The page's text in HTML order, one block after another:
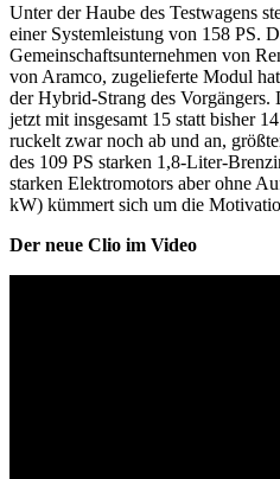
Unter der Haube des Testwagens
einer Systemleistung von 158 PS.
Gemeinschaftsunternehmen von
von Aramco, zugelieferte Modul
der Hybrid-Strang des
jetzt mit insgesamt 15 statt bisher
ruckelt zwar noch ab und an,
des 109 PS starken 1,8-Liter-
starken Elektromotors aber ohne
kW) kümmert sich um die
Der neue Clio im Video